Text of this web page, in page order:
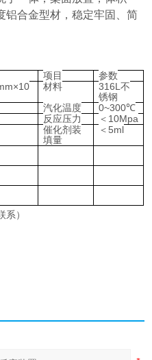
铝合金型材，稳定牢固、简
项目
参数
材料
316L不
锈钢
汽化温度
0~300℃
反应压力
＜10Mpa
催化剂装
填量
＜5ml
系）